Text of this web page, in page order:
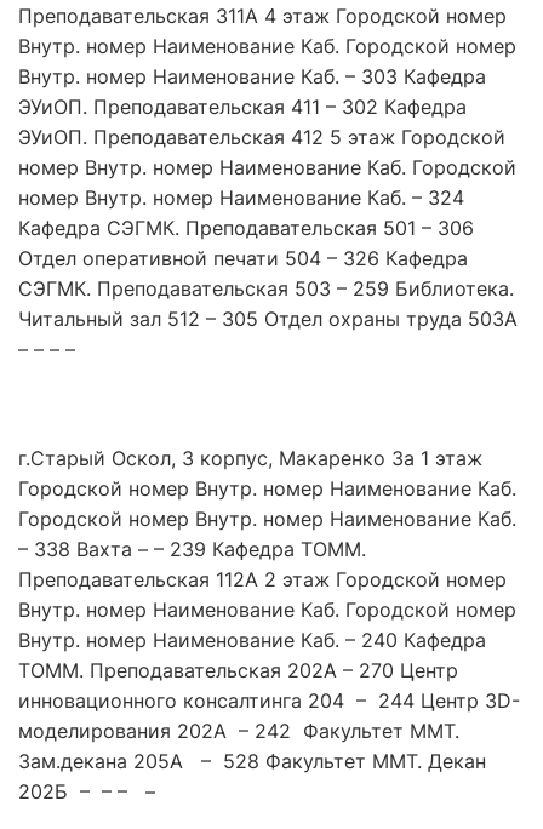
Преподавательская 311А 4 этаж Городской номер
Внутр. номер Наименование Каб. Городской номер
Внутр. номер Наименование Каб. – 303 Кафедра
ЭУиОП. Преподавательская 411 – 302 Кафедра
ЭУиОП. Преподавательская 412 5 этаж Городской
номер Внутр. номер Наименование Каб. Городской
номер Внутр. номер Наименование Каб. – 324
Кафедра СЭГМК. Преподавательская 501 – 306
Отдел оперативной печати 504 – 326 Кафедра
СЭГМК. Преподавательская 503 – 259 Библиотека.
Читальный зал 512 – 305 Отдел охраны труда 503А
– – – –
г.Старый Оскол, 3 корпус, Макаренко 3а 1 этаж
Городской номер Внутр. номер Наименование Каб.
Городской номер Внутр. номер Наименование Каб.
– 338 Вахта – – 239 Кафедра ТОММ.
Преподавательская 112А 2 этаж Городской номер
Внутр. номер Наименование Каб. Городской номер
Внутр. номер Наименование Каб. – 240 Кафедра
ТОММ. Преподавательская 202А – 270 Центр
инновационного консалтинга 204 – 244 Центр 3D-
моделирования 202А – 242 Факультет ММТ.
Зам.декана 205А – 528 Факультет ММТ. Декан
202Б – – – –